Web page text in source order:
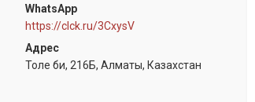
WhatsApp
https://clck.ru/3CxysV
Толе би, 216Б, Алматы, Казахстан